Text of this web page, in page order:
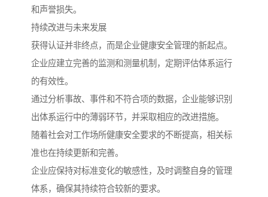
和声誉损失。
持续改进与未来发展
获得认证并非终点，而是企业健康安全管理的新起点。
企业应建立完善的监测和测量机制，定期评估体系运行
的有效性。
通过分析事故、事件和不符合项的数据，企业能够识别
出体系运行中的薄弱环节，并采取相应的改进措施。
随着社会对工作场所健康安全要求的不断提高，相关标
准也在持续更新和完善。
企业应保持对标准变化的敏感性，及时调整自身的管理
体系，确保其持续符合较新的要求。